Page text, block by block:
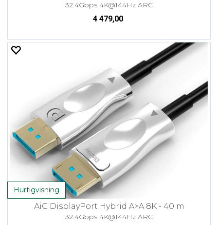
32.4Gbps 4K@144Hz ARC
4 479,00
Hurtigvisning
AiC DisplayPort Hybrid A>A 8K - 40 m
32.4Gbps 4K@144Hz ARC